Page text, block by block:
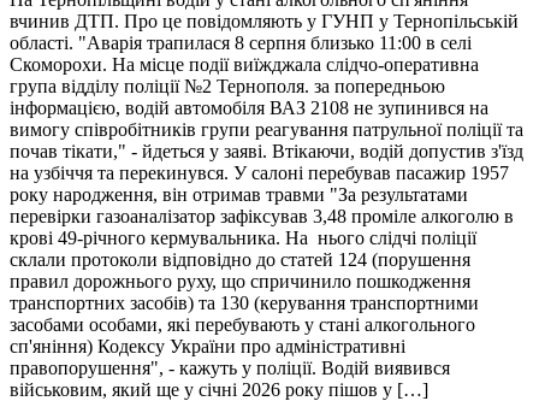
вчинив ДТП. Про це повідомляють у ГУНП у Тернопільській
області. "Аварія трапилася 8 серпня близько 11:00 в селі
Скоморохи. На місце події виїжджала слідчо-оперативна
група відділу поліції №2 Тернополя. за попередньою
інформацією, водій автомобіля ВАЗ 2108 не зупинився на
вимогу співробітників групи реагування патрульної поліції та
почав тікати," - йдеться у заяві. Втікаючи, водій допустив з'їзд
на узбіччя та перекинувся. У салоні перебував пасажир 1957
року народження, він отримав травми "За результатами
перевірки газоаналізатор зафіксував 3,48 проміле алкоголю в
крові 49-річного кермувальника. На нього слідчі поліції
склали протоколи відповідно до статей 124 (порушення
правил дорожнього руху, що спричинило пошкодження
транспортних засобів) та 130 (керування транспортними
засобами особами, які перебувають у стані алкогольного
сп'яніння) Кодексу України про адміністративні
правопорушення", - кажуть у поліції. Водій виявився
військовим, який ще у січні 2026 року пішов у […]